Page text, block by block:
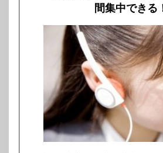
間集中できる